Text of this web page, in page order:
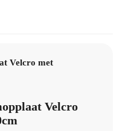
Velcro